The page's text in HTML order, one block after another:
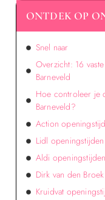
ONTDEK OP
Snel naar
Overzicht: 16
Barneveld
Hoe controleer je
Barneveld?
Action
Lidl
Aldi
Dirk van den
Kruidvat